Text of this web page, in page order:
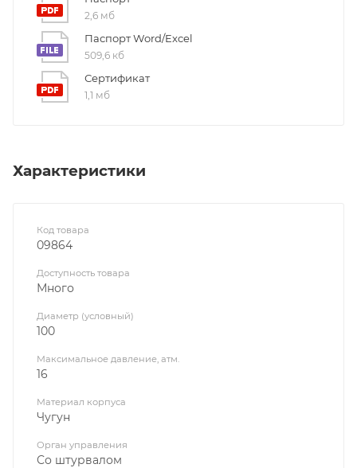
2,6 мб
Паспорт Word/Excel
509,6 кб
Сертификат
1,1 мб
Характеристики
Код товара
09864
Доступность товара
Много
Диаметр (условный)
100
Максимальное давление, атм.
16
Материал корпуса
Чугун
Орган управления
Со штурвалом